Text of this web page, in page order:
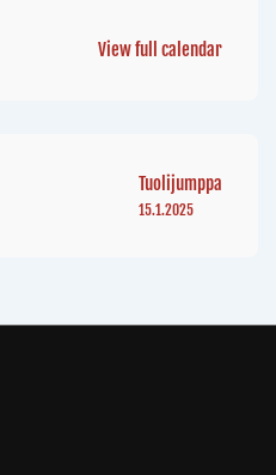
View full calendar
Tuolijumppa
15.1.2025